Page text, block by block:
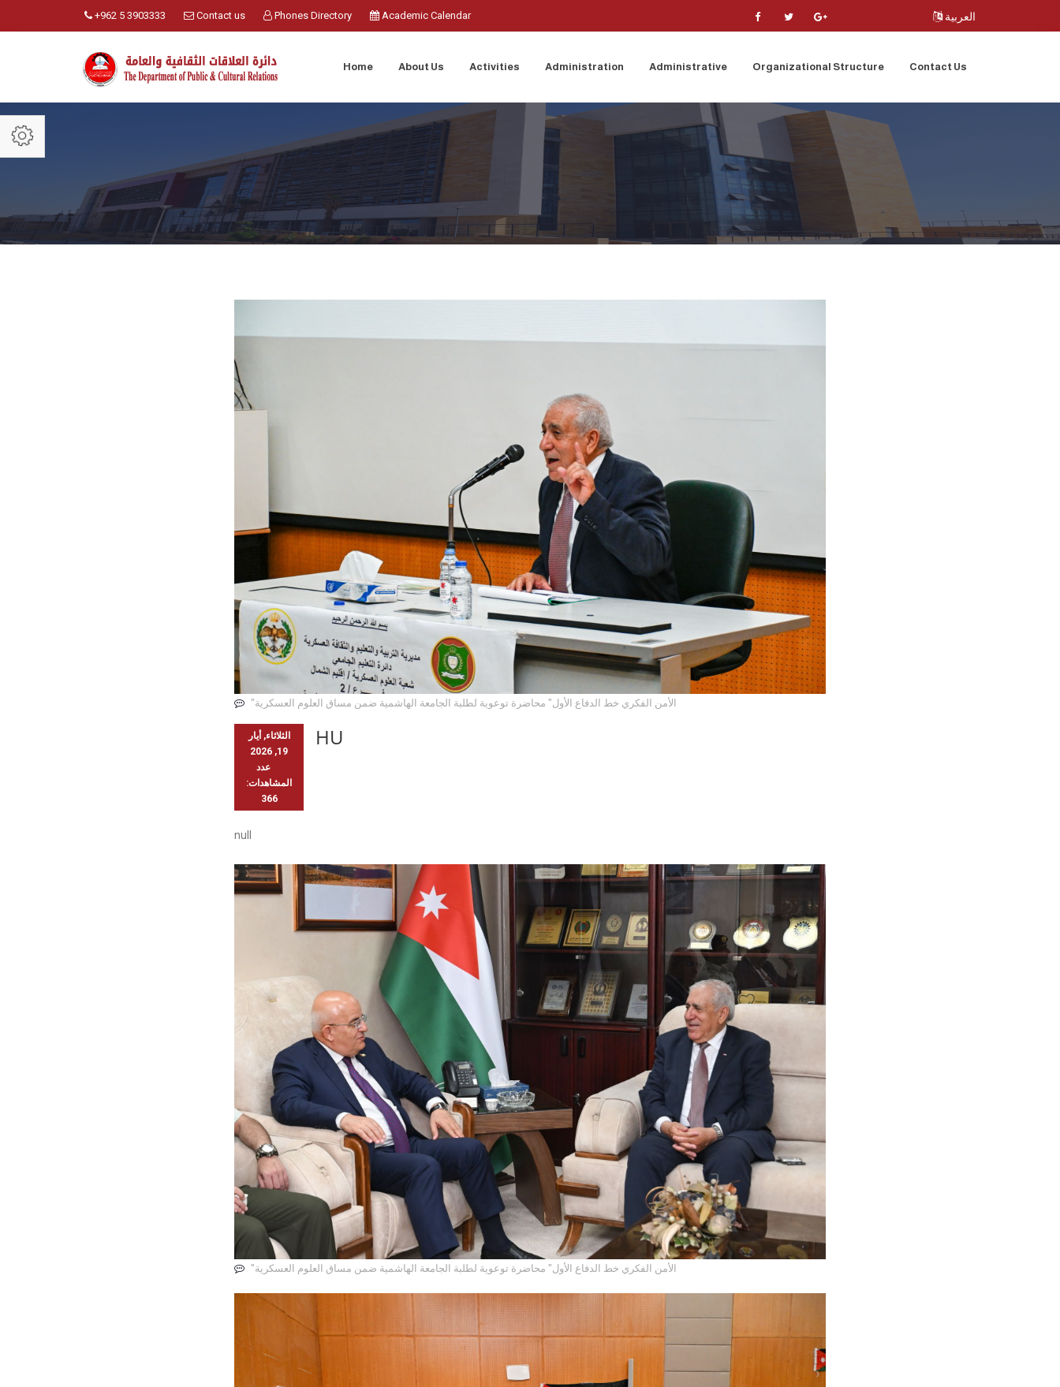
+962 5 3903333 Contact us Phones Directory Academic Calendar العربية
Home About Us Activities Administration Administrative Organizational Structure Contact Us
"الأمن الفكري خط الدفاع الأول" محاضرة توعوية لطلبة الجامعة الهاشمية ضمن مساق العلوم العسكرية
الثلاثاء, أيار
19, 2026
عدد
المشاهدات:
366
HU
null
"الأمن الفكري خط الدفاع الأول" محاضرة توعوية لطلبة الجامعة الهاشمية ضمن مساق العلوم العسكرية